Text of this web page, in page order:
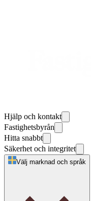
Hjälp och kontakt
Fastighetsbyrån
Hitta snabbt
Säkerhet och integritet
Välj marknad och språk